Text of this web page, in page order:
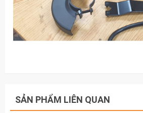
SẢN PHẨM LIÊN QUAN